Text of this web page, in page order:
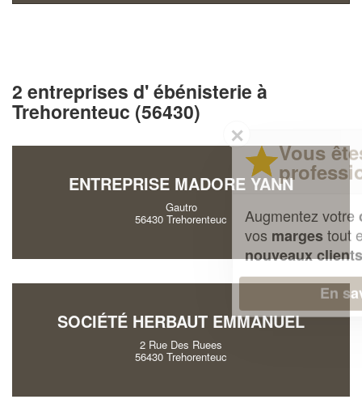
2 entreprises d' ébénisterie à
Trehorenteuc (56430)
ENTREPRISE MADORE YANN
Gautro
56430 Trehorenteuc
SOCIÉTÉ HERBAUT EMMANUEL
2 Rue Des Ruees
56430 Trehorenteuc
Vous êtes un
professionnel ?
Augmentez votrechiffre d'affaireset
tout en gagnant de
nouveaux clients!